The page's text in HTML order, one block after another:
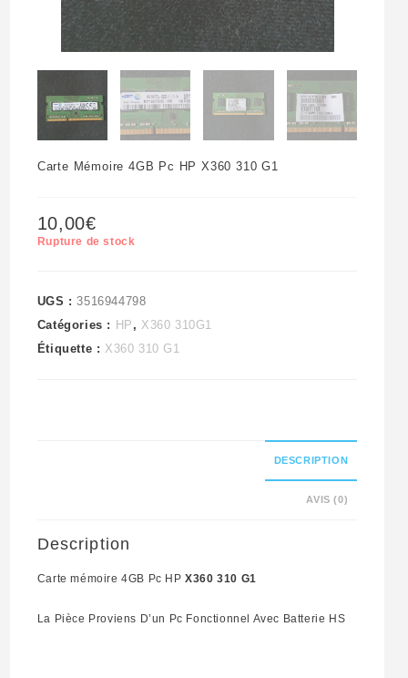
Carte Mémoire 4GB Pc HP X360 310 G1
10,00€
Rupture de stock
UGS :3516944798
Catégories : HP ,X360 310G1
Étiquette :X360 310 G1
DESCRIPTION
AVIS (0)
Description
Carte mémoire 4GB Pc HPX360 310 G1
La Pièce Proviens D’un Pc Fonctionnel Avec Batterie HS